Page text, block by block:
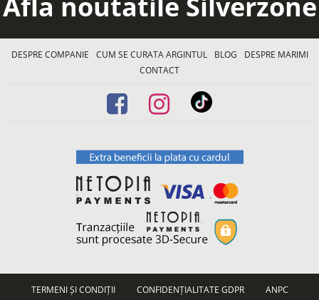
Afla noutatile Silverzone
DESPRE COMPANIE CUM SE CURATA ARGINTUL BLOG
DESPRE MARIMI
CONTACT
TERMENI ȘI CONDIȚII CONFIDENȚIALITATE GDPR
ANPC